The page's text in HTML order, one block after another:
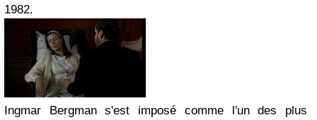
1982.
Ingmar Bergman s'est imposé comme l'un des plus